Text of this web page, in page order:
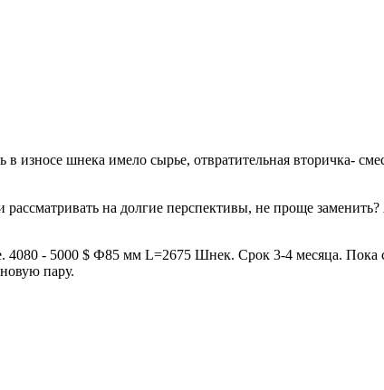
износе шнека имело сырье, отвратительная вторичка-
на долгие перспективы, не проще
- 5000 $ Ф85 мм L=2675 Шнек. Срок 3-4 месяца. Пока
пару.